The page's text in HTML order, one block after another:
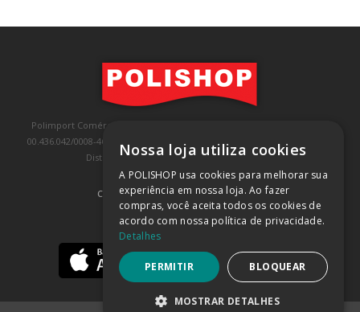
Polimport Comércio e Exportação LTDA, inscrita no CNPJ/MF sob o nº
00.436.042/0008-46, IE 407.458.707.103, com sede na Rua Kanebo, nº 175,
Distrito Industrial, Jundiaí/SP, CEP: 13213-090
COMPRA 100% SEGURA (SAIBA MAIS)
BAIXE NOSSO APP
Nossa loja utiliza cookies
A POLISHOP usa cookies para melhorar sua
experiência em nossa loja. Ao fazer
compras, você aceita todos os cookies de
acordo com nossa política de privacidade.
Detalhes
PERMITIR BLOQUEAR
MOSTRAR DETALHES